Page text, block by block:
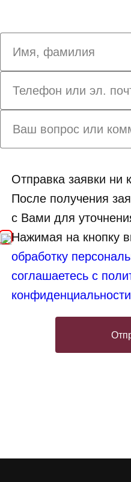
Отправка заявки ни
После получения
с Вами для
Нажимая на кнопку
обработку
соглашаетесь с
конфиденциальности